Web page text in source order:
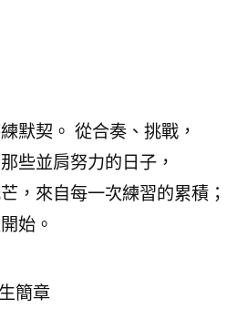
默契。 從合奏、挑戰，
些並肩努力的日子，
，來自每一次練習的累積；
始。
簡章